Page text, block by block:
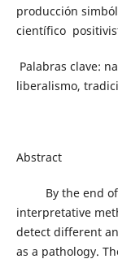
producción
científico
Palabras clave:
liberalismo,
Abstract
By the end of
interpretative
detect different
as a pathology.